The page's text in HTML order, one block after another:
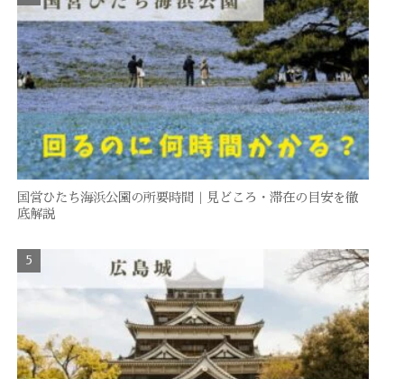
国営ひたち海浜公園の所要時間｜見どころ・滞在の目安を徹
底解説